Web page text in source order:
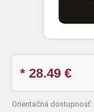
* 28.49 €
Orientačná dostupnosť: